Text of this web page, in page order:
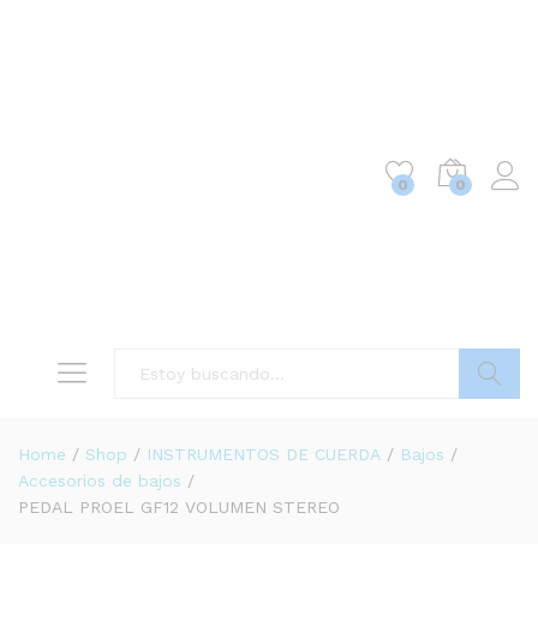
0 0
Home / Shop / INSTRUMENTOS DE CUERDA / Bajos /
Accesorios de bajos /
PEDAL PROEL GF12 VOLUMEN STEREO